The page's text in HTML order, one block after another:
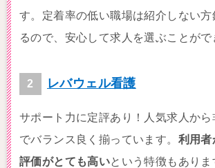
す。定着率の低い職場は紹介しない方
るので、安心して求人を選ぶことがで
レバウェル看護
サポート力に定評あり！人気求人から
でバランス良く揃っています。 利用者
評価がとても高いという特徴もありま